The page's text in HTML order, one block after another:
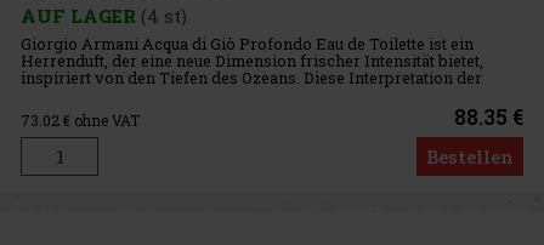
AUF LAGER (4 st)
Giorgio Armani Acqua di Giò Profondo Eau de Toilette ist ein
Herrenduft, der eine neue Dimension frischer Intensität bietet,
inspiriert von den Tiefen des Ozeans. Diese Interpretation der
ikonischen Acqua di Giò-Linie vereint zitrusartigen Schwung, a
73.02€ ohne VAT 88.35 €
Bestellen